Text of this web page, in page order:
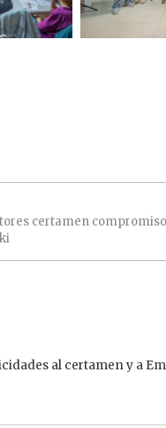
certamen compromiso
al certamen y a